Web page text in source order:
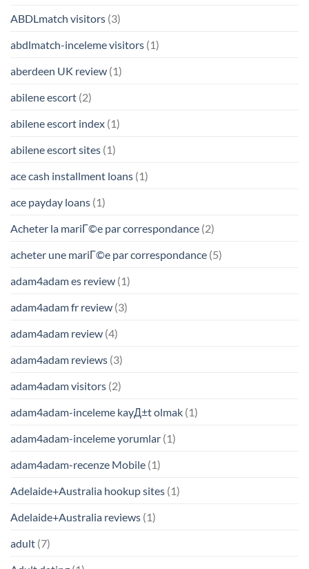
ABDLmatch visitors (3)
abdlmatch-inceleme visitors (1)
aberdeen UK review (1)
abilene escort (2)
abilene escort index (1)
abilene escort sites (1)
ace cash installment loans (1)
ace payday loans (1)
Acheter la mariГ©e par correspondance (2)
acheter une mariГ©e par correspondance (5)
adam4adam es review (1)
adam4adam fr review (3)
adam4adam review (4)
adam4adam reviews (3)
adam4adam visitors (2)
adam4adam-inceleme kayД±t olmak (1)
adam4adam-inceleme yorumlar (1)
adam4adam-recenze Mobile (1)
Adelaide+Australia hookup sites (1)
Adelaide+Australia reviews (1)
adult (7)